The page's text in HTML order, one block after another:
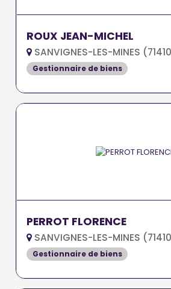
ROUX JEAN-MICHEL
SANVIGNES-LES-MINES
Gestionnaire de biens
PERROT FLORENCE
SANVIGNES-LES-MINES
Gestionnaire de biens